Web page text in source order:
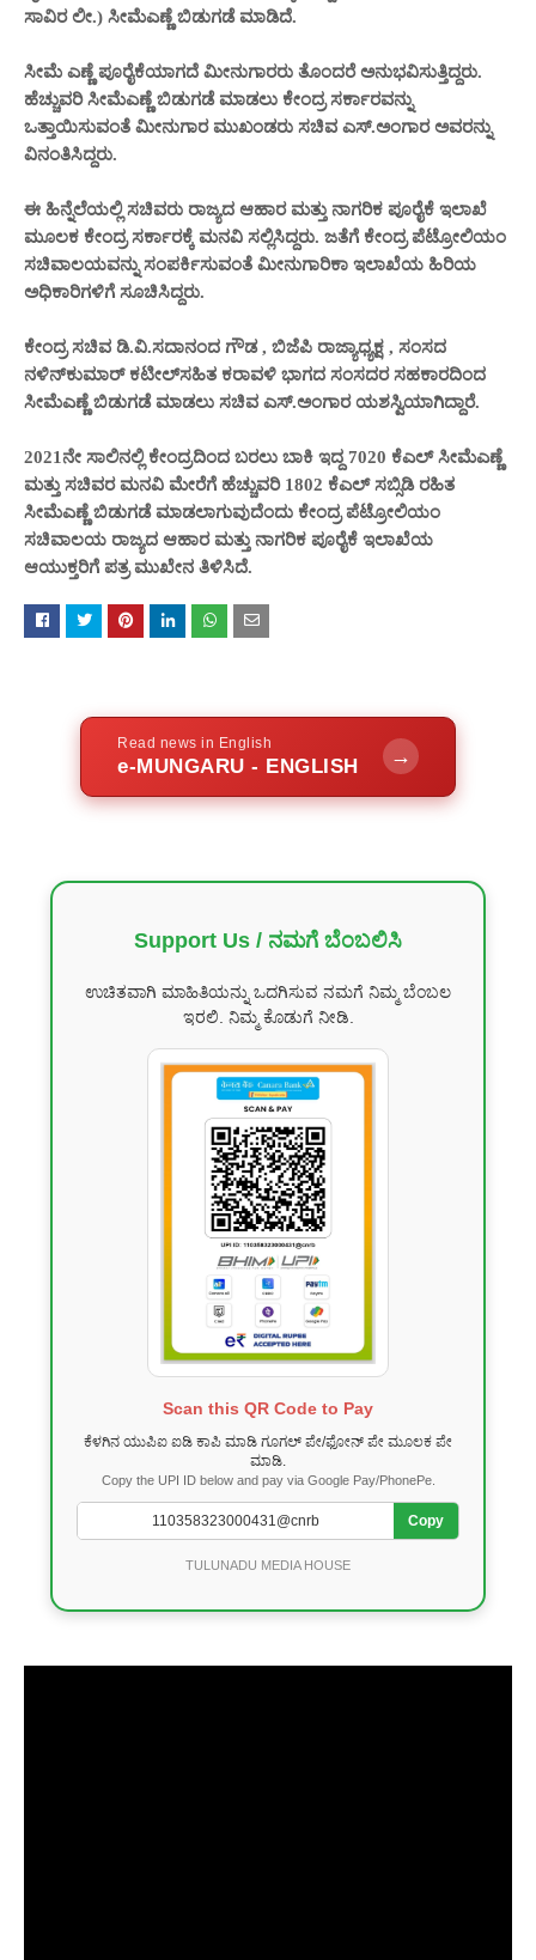
ಸಾವಿರ ಲೀ.) ಸೀಮೆಎಣ್ಣೆ ಬಿಡುಗಡೆ ಮಾಡಿದೆ.
ಸೀಮೆ ಎಣ್ಣೆ ಪೂರೈಕೆಯಾಗದೆ ಮೀನುಗಾರರು ತೊಂದರೆ ಅನುಭವಿಸುತ್ತಿದ್ದರು.
ಹೆಚ್ಚುವರಿ ಸೀಮೆಎಣ್ಣೆ ಬಿಡುಗಡೆ ಮಾಡಲು ಕೇಂದ್ರ ಸರ್ಕಾರವನ್ನು
ಒತ್ತಾಯಿಸುವಂತೆ ಮೀನುಗಾರ ಮುಖಂಡರು ಸಚಿವ ಎಸ್.ಅಂಗಾರ ಅವರನ್ನು
ವಿನಂತಿಸಿದ್ದರು.
ಈ ಹಿನ್ನೆಲೆಯಲ್ಲಿ ಸಚಿವರು ರಾಜ್ಯದ ಆಹಾರ ಮತ್ತು ನಾಗರಿಕ ಪೂರೈಕೆ ಇಲಾಖೆ
ಮೂಲಕ ಕೇಂದ್ರ ಸರ್ಕಾರಕ್ಕೆ ಮನವಿ ಸಲ್ಲಿಸಿದ್ದರು. ಜತೆಗೆ ಕೇಂದ್ರ ಪೆಟ್ರೋಲಿಯಂ
ಸಚಿವಾಲಯವನ್ನು ಸಂಪರ್ಕಿಸುವಂತೆ ಮೀನುಗಾರಿಕಾ ಇಲಾಖೆಯ ಹಿರಿಯ
ಅಧಿಕಾರಿಗಳಿಗೆ ಸೂಚಿಸಿದ್ದರು.
ಕೇಂದ್ರ ಸಚಿವ ಡಿ.ವಿ.ಸದಾನಂದ ಗೌಡ , ಬಿಜೆಪಿ ರಾಜ್ಯಾಧ್ಯಕ್ಷ , ಸಂಸದ
ನಳಿನ್‌ಕುಮಾರ್ ಕಟೀಲ್‌ಸಹಿತ ಕರಾವಳಿ ಭಾಗದ ಸಂಸದರ ಸಹಕಾರದಿಂದ
ಸೀಮೆಎಣ್ಣೆ ಬಿಡುಗಡೆ ಮಾಡಲು ಸಚಿವ ಎಸ್.ಅಂಗಾರ ಯಶಸ್ವಿಯಾಗಿದ್ದಾರೆ.
2021ನೇ ಸಾಲಿನಲ್ಲಿ ಕೇಂದ್ರದಿಂದ ಬರಲು ಬಾಕಿ ಇದ್ದ 7020 ಕೆಎಲ್ ಸೀಮೆಎಣ್ಣೆ
ಮತ್ತು ಸಚಿವರ ಮನವಿ ಮೇರೆಗೆ ಹೆಚ್ಚುವರಿ 1802 ಕೆಎಲ್ ಸಬ್ಸಿಡಿ ರಹಿತ
ಸೀಮೆಎಣ್ಣೆ ಬಿಡುಗಡೆ ಮಾಡಲಾಗುವುದೆಂದು ಕೇಂದ್ರ ಪೆಟ್ರೋಲಿಯಂ
ಸಚಿವಾಲಯ ರಾಜ್ಯದ ಆಹಾರ ಮತ್ತು ನಾಗರಿಕ ಪೂರೈಕೆ ಇಲಾಖೆಯ
ಆಯುಕ್ತರಿಗೆ ಪತ್ರ ಮುಖೇನ ತಿಳಿಸಿದೆ.
Read news in English
e-MUNGARU - ENGLISH →
Support Us / ನಮಗೆ ಬೆಂಬಲಿಸಿ
ಉಚಿತವಾಗಿ ಮಾಹಿತಿಯನ್ನು ಒದಗಿಸುವ ನಮಗೆ ನಿಮ್ಮ ಬೆಂಬಲ
ಇರಲಿ. ನಿಮ್ಮ ಕೊಡುಗೆ ನೀಡಿ.
Scan this QR Code to Pay
ಕೆಳಗಿನ ಯುಪಿಐ ಐಡಿ ಕಾಪಿ ಮಾಡಿ ಗೂಗಲ್ ಪೇ/ಫೋನ್ ಪೇ ಮೂಲಕ ಪೇ
ಮಾಡಿ.
Copy the UPI ID below and pay via Google Pay/PhonePe.
Copy
TULUNADU MEDIA HOUSE